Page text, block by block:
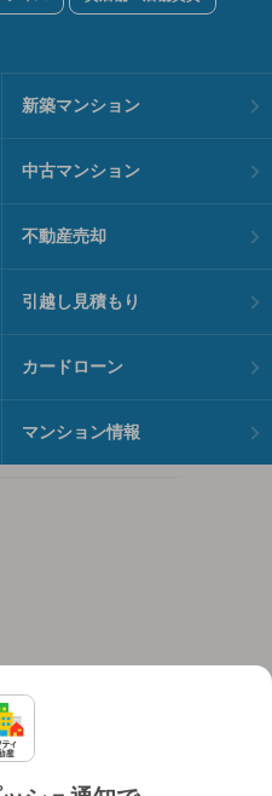
新築マンション
中古マンション
不動産売却
引越し見積もり
カードローン
マンション情報